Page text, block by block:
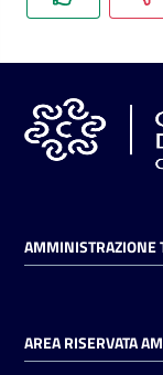
AMMINISTRAZIONE
AREA RISERVATA